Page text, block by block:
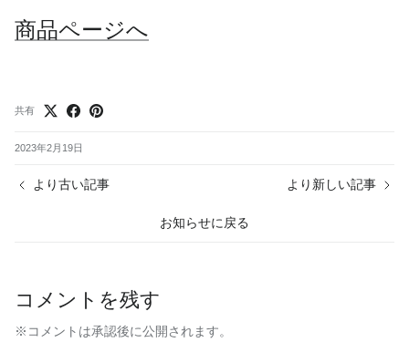
商品ページへ
共有
2023年2月19日
より古い記事
お知らせに戻る
より新しい記事
コメントを残す
※コメントは承認後に公開されます。